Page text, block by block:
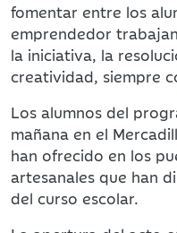
fomentar entre los
emprendedor
la iniciativa, la
creatividad, siempre
Los alumnos del
mañana en el
han ofrecido en los
artesanales que han
del curso escolar.